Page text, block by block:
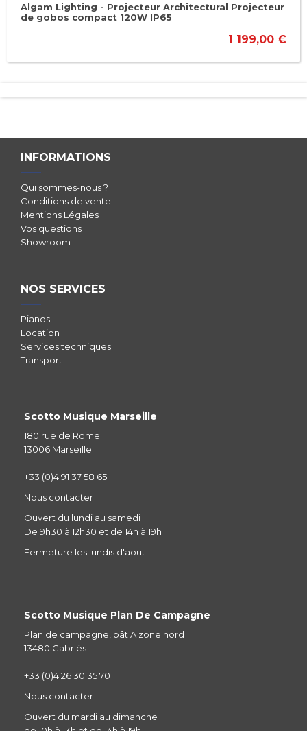
Algam Lighting - Projecteur Architectural Projecteur
de gobos compact 120W IP65
1 199,00 €
INFORMATIONS
Qui sommes-nous ?
Conditions de vente
Mentions Légales
Vos questions
Showroom
NOS SERVICES
Pianos
Location
Services techniques
Transport
Scotto Musique Marseille
180 rue de Rome
13006 Marseille
+33 (0)4 91 37 58 65
Nous contacter
Ouvert du lundi au samedi
De 9h30 à 12h30 et de 14h à 19h
Fermeture les lundis d'aout
Scotto Musique Plan De Campagne
Plan de campagne, bât A zone nord
13480 Cabriès
+33 (0)4 26 30 35 70
Nous contacter
Ouvert du mardi au dimanche